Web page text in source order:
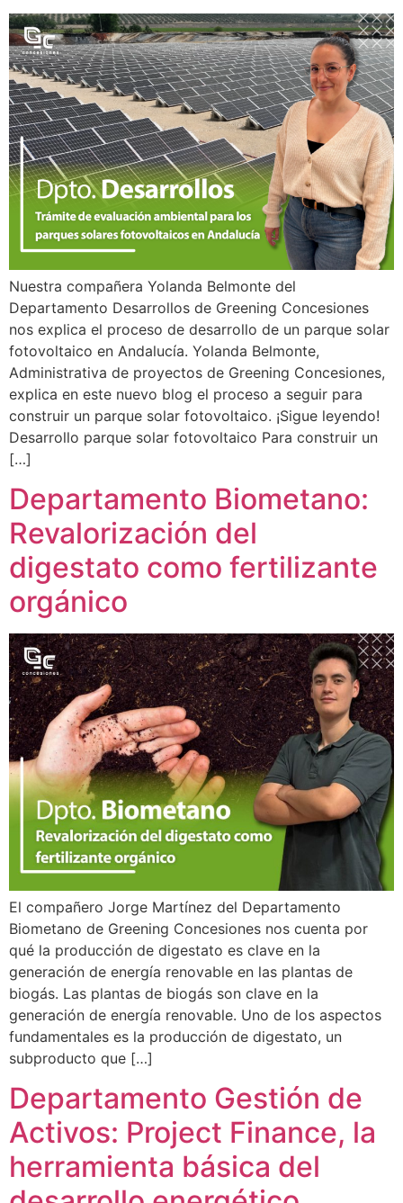
Nuestra compañera Yolanda Belmonte del
Departamento Desarrollos de Greening Concesiones
nos explica el proceso de desarrollo de un parque solar
fotovoltaico en Andalucía. Yolanda Belmonte,
Administrativa de proyectos de Greening Concesiones,
explica en este nuevo blog el proceso a seguir para
construir un parque solar fotovoltaico. ¡Sigue leyendo!
Desarrollo parque solar fotovoltaico Para construir un
[…]
Departamento Biometano:
Revalorización del
digestato como fertilizante
orgánico
El compañero Jorge Martínez del Departamento
Biometano de Greening Concesiones nos cuenta por
qué la producción de digestato es clave en la
generación de energía renovable en las plantas de
biogás. Las plantas de biogás son clave en la
generación de energía renovable. Uno de los aspectos
fundamentales es la producción de digestato, un
subproducto que […]
Departamento Gestión de
Activos: Project Finance, la
herramienta básica del